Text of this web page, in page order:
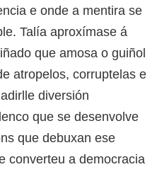
e onde a mentira se
Talía aproxímase á
que amosa o guiñol
atropelos, corruptelas e
diversión
que se desenvolve
que debuxan ese
converteu a democracia